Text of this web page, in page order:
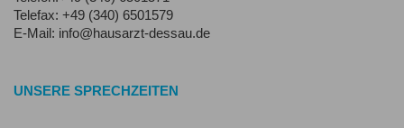
Telefax: +49 (340) 6501579
E-Mail: info@hausarzt-dessau.de
UNSERE SPRECHZEITEN